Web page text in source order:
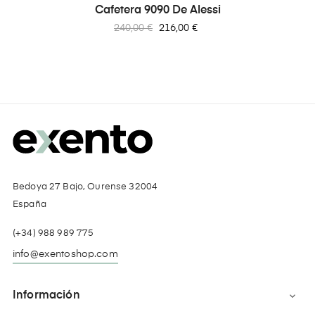
Cafetera 9090 De Alessi
Precio
240,00 € Precio
216,00 €
Bedoya 27 Bajo, Ourense 32004
España
(+34) 988 989 775
info@exentoshop.com
Información 